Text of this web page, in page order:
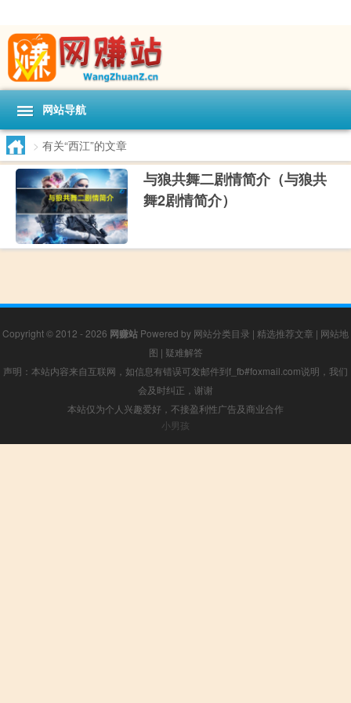
网站导航
> 有关“西江”的文章
与狼共舞二剧情简介（与狼共
舞2剧情简介）
Copyright © 2012 - 2026 网赚站 Powered by 网站分类目录 | 精选推荐文章 | 网站地
图 | 疑难解答
声明：本站内容来自互联网，如信息有错误可发邮件到f_fb#foxmail.com说明，我们
会及时纠正，谢谢
本站仅为个人兴趣爱好，不接盈利性广告及商业合作
小男孩